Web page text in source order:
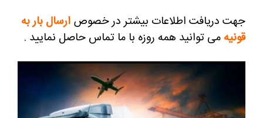
جهت دریافت اطلاعات بیشتر در خصوص ارسال بار به
قونیه می توانید همه روزه با ما تماس حاصل نمایید .